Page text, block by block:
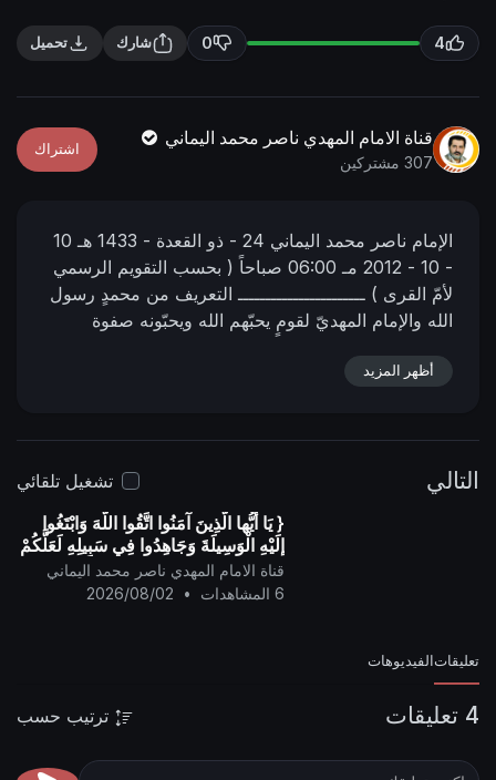
g
u
l
c
4
0 شارك تحميل
قناة الامام المهدي ناصر محمد اليماني
307 مشتركين
اشتراك
الإمام ناصر محمد اليماني 24 - ذو القعدة - 1433 هـ
10
- 10 - 2012 مـ
06:00 صباحاً
( بحسب التقويم الرسمي
لأمّ القرى ) ـــــــــــــــــــــــ التعريف من محمدٍ رسول
الله والإمام المهديّ لقومٍ يحبّهم الله ويحبّونه صفوة
alyamani.org/showthread.php?t=9022
أظهر المزيد
التالي
تشغيل تلقائي
{ يَا أيُّها الَّذِينَ آمَنُوا اتَّقُوا اللَّهَ وَابْتَغُوا
إِلَيْهِ الْوَسِيلَةَ وَجَاهِدُوا فِي سَبِيلِهِ لَعَلَّكُمْ
تُفْلِحُونَ }
قناة الامام المهدي ناصر محمد اليماني
6 المشاهدات
•
2026/08/02
تعليقات الفيديوهات
4 تعليقات ترتيب حسب